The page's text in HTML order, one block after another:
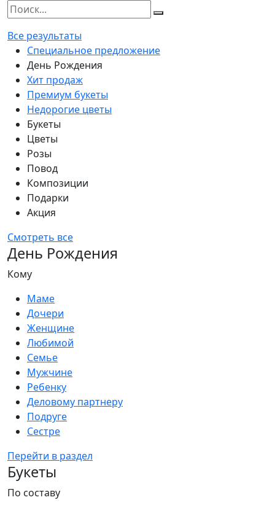
Все результаты
Специальное предложение
День Рождения
Хит продаж
Премиум букеты
Недорогие цветы
Букеты
Цветы
Розы
Повод
Композиции
Подарки
Акция
Смотреть все
День Рождения
Кому
Маме
Дочери
Женщине
Любимой
Семье
Мужчине
Ребенку
Деловому партнеру
Подруге
Сестре
Перейти в раздел
Букеты
По составу